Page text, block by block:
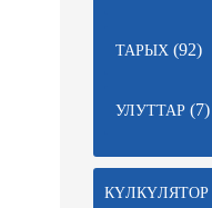
ТАРЫХ (92)
УЛУТТАР (7)
КҮЛКҮЛЯТОР